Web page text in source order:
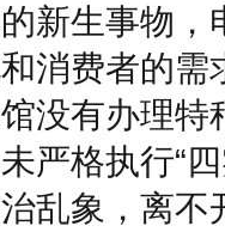
新生事物，
消费者的需
没有办理特
严格执行“
乱象，离不